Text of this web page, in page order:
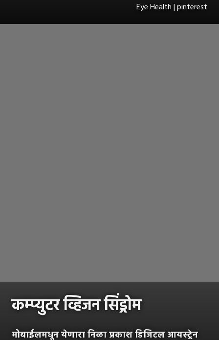
Eye Health | pinterest
कम्प्युटर व्हिजन सिंड्रोम
मोबाईलमधून येणारा निळा प्रकाश डिजिटल आयस्ट्रेन